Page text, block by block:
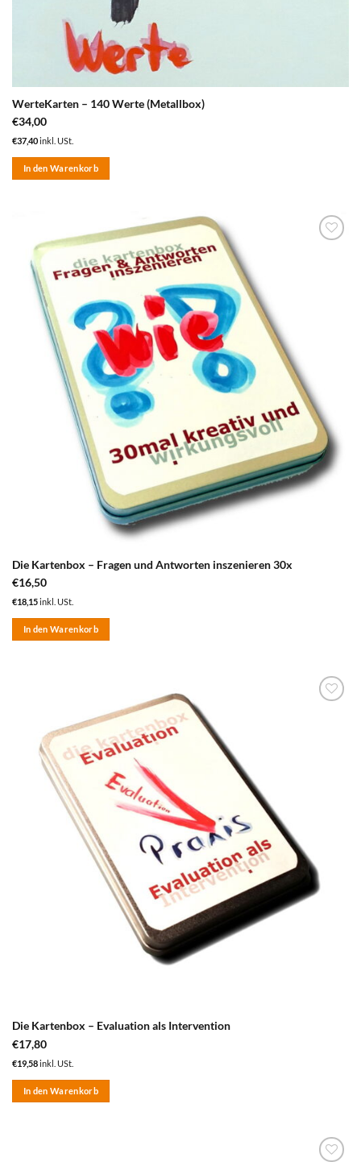
WerteKarten – 140 Werte (Metallbox)
€34,00
€37,40inkl. USt.
In den Warenkorb
Die Kartenbox – Fragen und Antworten inszenieren 30x
€16,50
€18,15inkl. USt.
In den Warenkorb
Die Kartenbox – Evaluation als Intervention
€17,80
€19,58inkl. USt.
In den Warenkorb